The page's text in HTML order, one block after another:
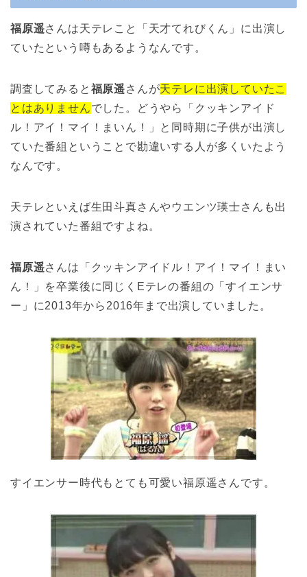
福原遥さんは天テレこと「天才てれびくん」に出演し
ていたという噂もあるようなんです。
調査してみると 福原遥さんが天テレに出演していたこ
とはありませんでした。どうやら「クッキンアイド
ル！アイ！マイ！まいん！」と同時期に子供が出演し
ていた番組ということで勘違いする人が多くいたよう
なんです。
天テレといえば生田斗真さんやウエンツ瑛士さんも出
演されていた番組ですよね。
福原遥さんは「クッキンアイドル！アイ！マイ！まい
ん！」を卒業後に同じくEテレの番組の「すイエンサ
ー」に2013年から2016年まで出演していました。
すイエンサー時代もとても可愛い福原遥さんです。